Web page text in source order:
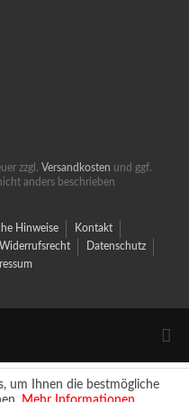
zzgl. Versandkosten und ggf.
anders beschrieben
Hinweise
Kontakt
Widerrufsrecht
Datenschutz
um Ihnen die bestmögliche